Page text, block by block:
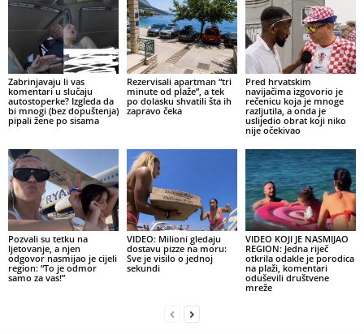
Zabrinjavaju li vas
komentari u slučaju
autostoperke? Izgleda da
bi mnogi (bez dopuštenja)
pipali žene po sisama
Rezervisali apartman “tri
minute od plaže”, a tek
po dolasku shvatili šta ih
zapravo čeka
Pred hrvatskim
navijačima izgovorio je
rečenicu koja je mnoge
razljutila, a onda je
uslijedio obrat koji niko
nije očekivao
Pozvali su tetku na
ljetovanje, a njen
odgovor nasmijao je cijeli
region: “To je odmor
samo za vas!”
VIDEO: Milioni gledaju
dostavu pizze na moru:
Sve je visilo o jednoj
sekundi
VIDEO KOJI JE NASMIJAO
REGION: Jedna riječ
otkrila odakle je porodica
na plaži, komentari
oduševili društvene
mreže